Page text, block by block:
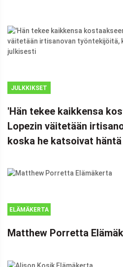
JULKKIKSET
'Hän tekee kaikkensa
Lopezin väitetään
koska he katsoivat
ELÄMÄKERTA
Matthew Porretta